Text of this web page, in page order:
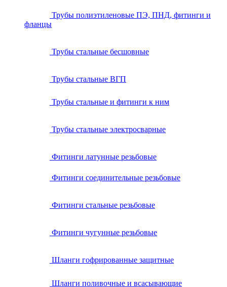
Трубы полиэтиленовые ПЭ, ПНД, фитинги и
фланцы
Трубы стальные бесшовные
Трубы стальные ВГП
Трубы стальные и фитинги к ним
Трубы стальные электросварные
Фитинги латунные резьбовые
Фитинги соединительные резьбовые
Фитинги стальные резьбовые
Фитинги чугунные резьбовые
Шланги гофрированные защитные
Шланги поливочные и всасывающие